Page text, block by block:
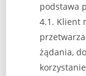
podstawa
4.1. Klient
żądania,